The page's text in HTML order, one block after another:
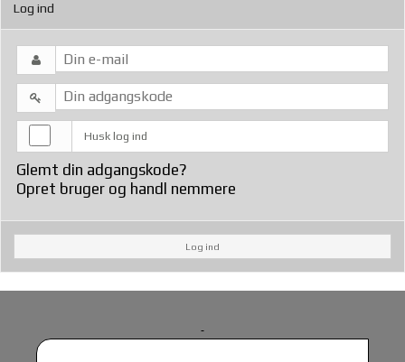
Log ind
Husk log ind
Glemt din adgangskode?
Opret bruger og handl nemmere
Log ind